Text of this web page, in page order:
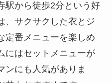
駅から徒歩2分という好
、サクサクした衣とジ
定番メニューを楽しめ
にはセットメニューが
ンにも人気がありま